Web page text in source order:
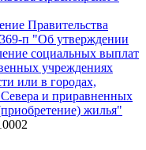
Правительства
п "Об утверждении
социальных выплат
учреждениях
или в городах,
и приравненных
жилья"